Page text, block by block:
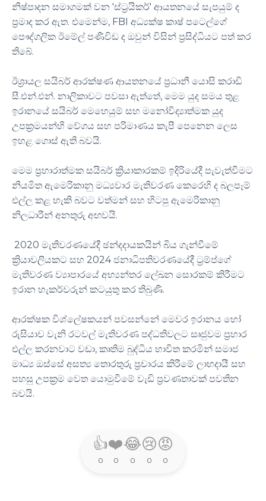
නිෂ්පාදන සමාගමක් වන 'ස්ට්‍රයිකර්' ආයතනයේ සැපයුම් ද
ප්‍රමාද කර ඇත. එමෙන්ම, FBI අධ්‍යක්ෂ කාෂ් පටෙල්ගේ
පෞද්ගලික ඊමේල් පණිවිඩ ද ඔවුන් විසින් ප්‍රසිද්ධියට පත් කර
තිබේ.
ඊශ්‍රායල සයිබර් ආරක්ෂණ ආයතනයේ ප්‍රධානී යොසි කරාඩි
සී.එන්.එන්. නාලිකාවට පවසා ඇත්තේ, මෙම යුද සමය තුළ
ඉරානයේ සයිබර් මෙහෙයුම් සහ මනෝවිද්‍යාත්මක යුද
උපක්‍රමයන්හි වේගය සහ පරිමාණය කැපී පෙනෙන ලෙස
ඉහළ ගොස් ඇති බවයි.
මෙම ප්‍රහාරාත්මක සයිබර් ක්‍රියාකාරකම් ඉදිරියේදී පැවැත්වීමට
නියමිත ඇමෙරිකානු මධ්‍යවාර මැතිවරණ කෙරෙහි ද බලපෑම්
එල්ල කළ හැකි බවට වත්මන් සහ හිටපු ඇමෙරිකානු
නිලධාරීන් අනතුරු අඟවයි.
2020 මැතිවරණයේදී ඡන්දදායකයින් බිය ගැන්වීමේ
ක්‍රියාවලියකට සහ 2024 ජනාධිපතිවරණයේදී ට්‍රම්ප්ගේ
මැතිවරණ ව්‍යාපාරයේ අභ්‍යන්තර ලේඛන සොරකම් කිරීමට
ඉරාන හැකර්වරුන් කටයුතු කර තිබුණි.
ආරක්ෂක විශ්ලේෂකයන් පවසන්නේ මෙවර ඉරානය හෝ
රුසියාව වැනි රටවල් මැතිවරණ පද්ධතිවලට සෘජුවම ප්‍රහාර
එල්ල කරනවාට වඩා, කෘතිම බුද්ධිය භාවිත කරමින් සමාජ
මාධ්‍ය ඔස්සේ අසත්‍ය තොරතුරු ප්‍රචාරය කිරීමේ ලාභදායී සහ
පහසු උපක්‍රම වෙත යොමුවීමේ වැඩි ප්‍රවණතාවක් පවතින
බවයි.
👍
0
❤️
0
😂
0
😢
0
😡
0